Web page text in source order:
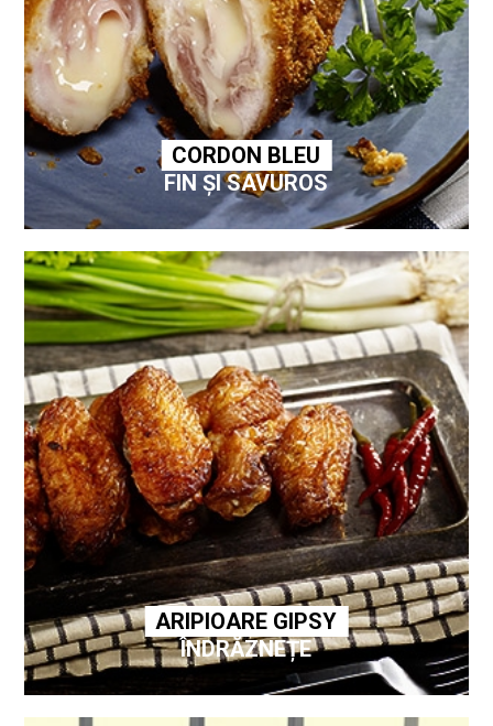
CORDON BLEU
FIN ȘI SAVUROS
ARIPIOARE GIPSY
ÎNDRĂZNEȚE